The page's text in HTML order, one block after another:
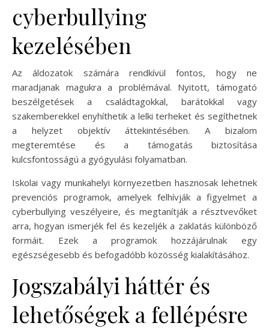
cyberbullying
kezelésében
Az áldozatok számára rendkívül fontos, hogy ne
maradjanak magukra a problémával. Nyitott, támogató
beszélgetések a családtagokkal, barátokkal vagy
szakemberekkel enyhíthetik a lelki terheket és segíthetnek
a helyzet objektív áttekintésében. A bizalom
megteremtése és a támogatás biztosítása
kulcsfontosságú a gyógyulási folyamatban.
Iskolai vagy munkahelyi környezetben hasznosak lehetnek
prevenciós programok, amelyek felhívják a figyelmet a
cyberbullying veszélyeire, és megtanítják a résztvevőket
arra, hogyan ismerjék fel és kezeljék a zaklatás különböző
formáit. Ezek a programok hozzájárulnak egy
egészségesebb és befogadóbb közösség kialakításához.
Jogszabályi háttér és
lehetőségek a fellépésre